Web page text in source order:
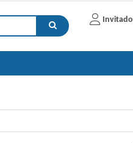
Invitado